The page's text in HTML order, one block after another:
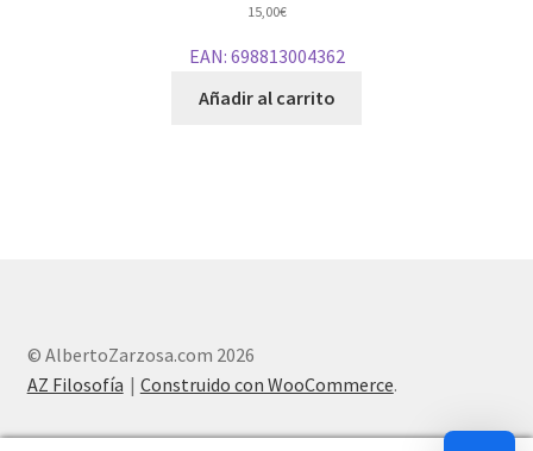
15,00€
EAN: 698813004362
Añadir al carrito
© AlbertoZarzosa.com 2026
AZ Filosofía
Construido con WooCommerce.